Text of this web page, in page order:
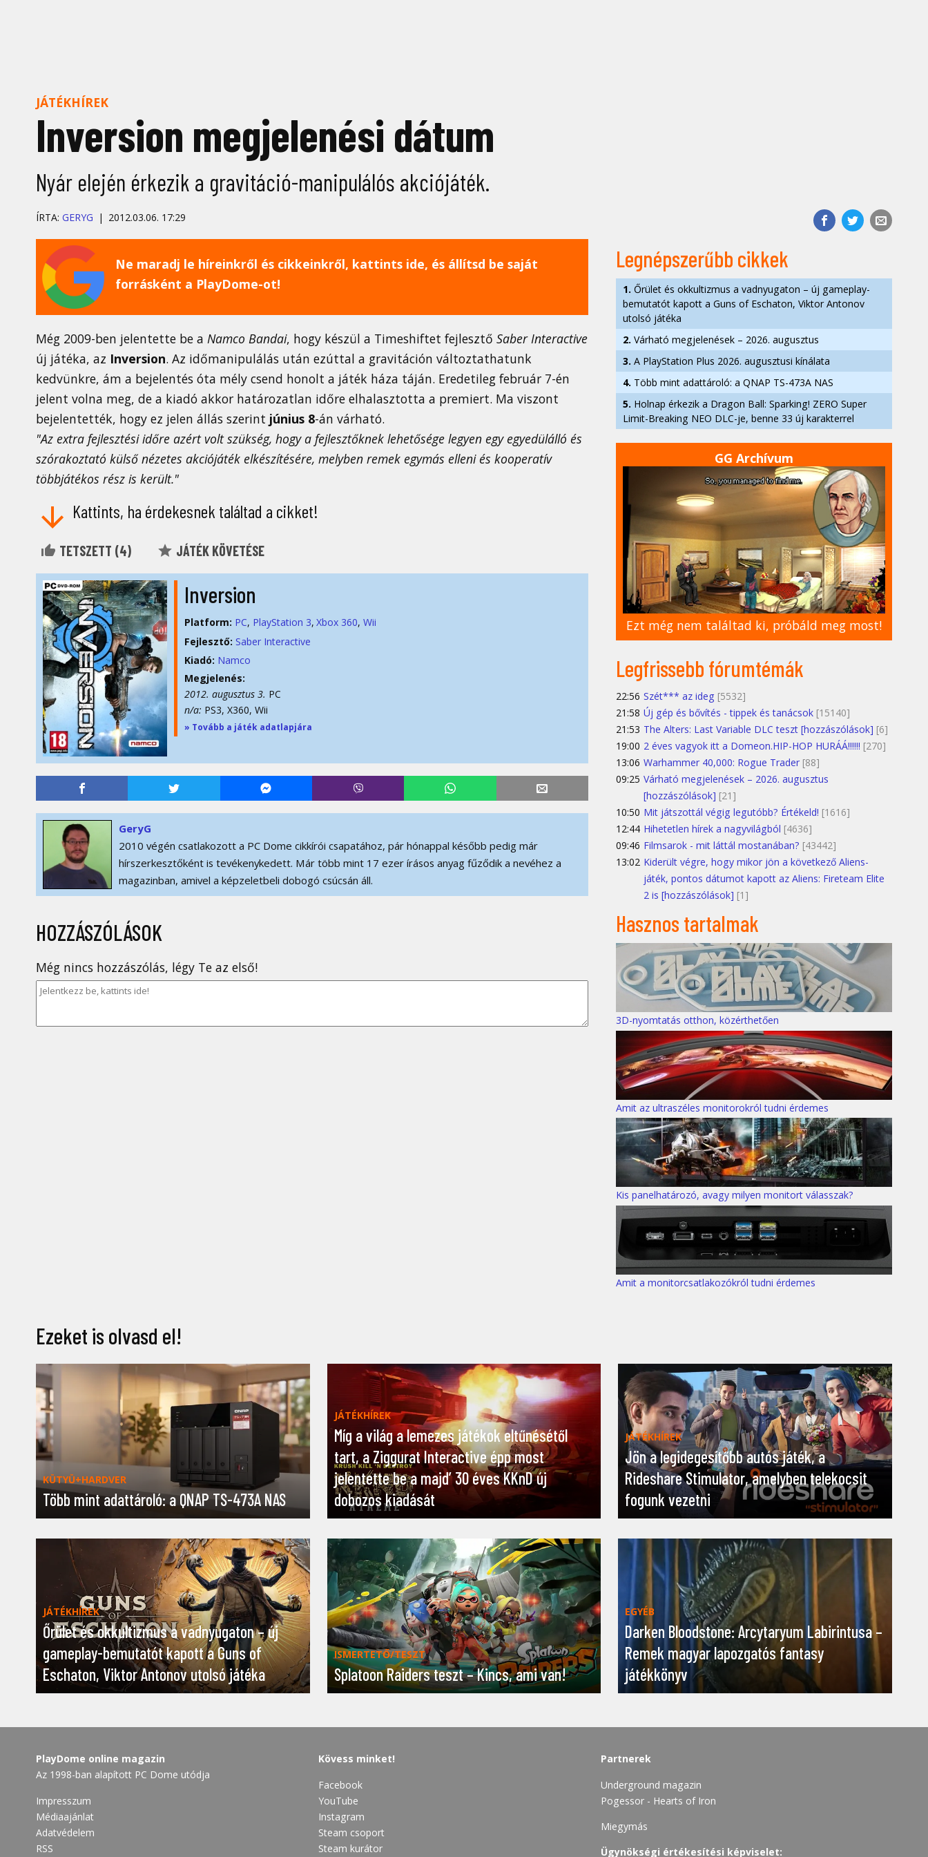
JÁTÉKHÍREK
Inversion megjelenési dátum
Nyár elején érkezik a gravitáció-manipulálós akciójáték.
ÍRTA: GERYG 2012.03.06. 17:29
Ne maradj le híreinkről és cikkeinkről, kattints ide, és állítsd be saját
forrásként a PlayDome-ot!
Még 2009-ben jelentette be a Namco Bandai, hogy készül a Timeshiftet fejlesztő Saber Interactive
új játéka, az Inversion. Az időmanipulálás után ezúttal a gravitáción változtathatunk
kedvünkre, ám a bejelentés óta mély csend honolt a játék háza táján. Eredetileg február 7-én
jelent volna meg, de a kiadó akkor határozatlan időre elhalasztotta a premiert. Ma viszont
bejelentették, hogy ez jelen állás szerint június 8-án várható.
"Az extra fejlesztési időre azért volt szükség, hogy a fejlesztőknek lehetősége legyen egy egyedülálló és
szórakoztató külső nézetes akciójáték elkészítésére, melyben remek egymás elleni és kooperatív
többjátékos rész is került."
Kattints, ha érdekesnek találtad a cikket!
TETSZETT (4) JÁTÉK KÖVETÉSE
Inversion
Platform: PC PlayStation 3 Xbox 360 Wii
Fejlesztő: Saber Interactive
Kiadó: Namco
Megjelenés:
2012. augusztus 3. PC
n/a: PS3, X360, Wii
» Tovább a játék adatlapjára
GeryG
2010 végén csatlakozott a PC Dome cikkírói csapatához, pár hónappal később pedig már
hírszerkesztőként is tevékenykedett. Már több mint 17 ezer írásos anyag fűződik a nevéhez a
magazinban, amivel a képzeletbeli dobogó csúcsán áll.
HOZZÁSZÓLÁSOK
Még nincs hozzászólás, légy Te az első!
Legnépszerűbb cikkek
1. Őrület és okkultizmus a vadnyugaton – új gameplay-
bemutatót kapott a Guns of Eschaton, Viktor Antonov
utolsó játéka
2. Várható megjelenések – 2026. augusztus
3. A PlayStation Plus 2026. augusztusi kínálata
4. Több mint adattároló: a QNAP TS-473A NAS
5. Holnap érkezik a Dragon Ball: Sparking! ZERO Super
Limit-Breaking NEO DLC-je, benne 33 új karakterrel
GG Archívum
Ezt még nem találtad ki, próbáld meg most!
Legfrissebb fórumtémák
22:56 Szét*** az ideg [5532]
21:58 Új gép és bővítés - tippek és tanácsok [15140]
21:53 The Alters: Last Variable DLC teszt [hozzászólások] [6]
19:00 2 éves vagyok itt a Domeon.HIP-HOP HURÁÁ!!!!!! [270]
13:06 Warhammer 40,000: Rogue Trader [88]
09:25 Várható megjelenések – 2026. augusztus
[hozzászólások] [21]
10:50 Mit játszottál végig legutóbb? Értékeld! [1616]
12:44 Hihetetlen hírek a nagyvilágból [4636]
09:46 Filmsarok - mit láttál mostanában? [43442]
13:02 Kiderült végre, hogy mikor jön a következő Aliens-
játék, pontos dátumot kapott az Aliens: Fireteam Elite
2 is [hozzászólások] [1]
Hasznos tartalmak
3D-nyomtatás otthon, közérthetően
Amit az ultraszéles monitorokról tudni érdemes
Kis panelhatározó, avagy milyen monitort válasszak?
Amit a monitorcsatlakozókról tudni érdemes
Ezeket is olvasd el!
KÜTYÜ+HARDVER
Több mint adattároló: a QNAP TS-473A NAS
JÁTÉKHÍREK
Míg a világ a lemezes játékok eltűnésétől
tart, a Ziggurat Interactive épp most
jelentette be a majd’ 30 éves KKnD új
dobozos kiadását
JÁTÉKHÍREK
Jön a legidegesítőbb autós játék, a
Rideshare Stimulator, amelyben telekocsit
fogunk vezetni
JÁTÉKHÍREK
Őrület és okkultizmus a vadnyugaton – új
gameplay-bemutatót kapott a Guns of
Eschaton, Viktor Antonov utolsó játéka
ISMERTETŐ/TESZT
Splatoon Raiders teszt – Kincs, ami van!
EGYÉB
Darken Bloodstone: Arcytaryum Labirintusa –
Remek magyar lapozgatós fantasy
játékkönyv
PlayDome online magazin
Az 1998-ban alapított PC Dome utódja
Impresszum
Médiaajánlat
Adatvédelem
RSS
Kövess minket!
Facebook
YouTube
Instagram
Steam csoport
Steam kurátor
Partnerek
Underground magazin
Pogessor - Hearts of Iron
Miegymás
Ügynökségi értékesítési képviselet: